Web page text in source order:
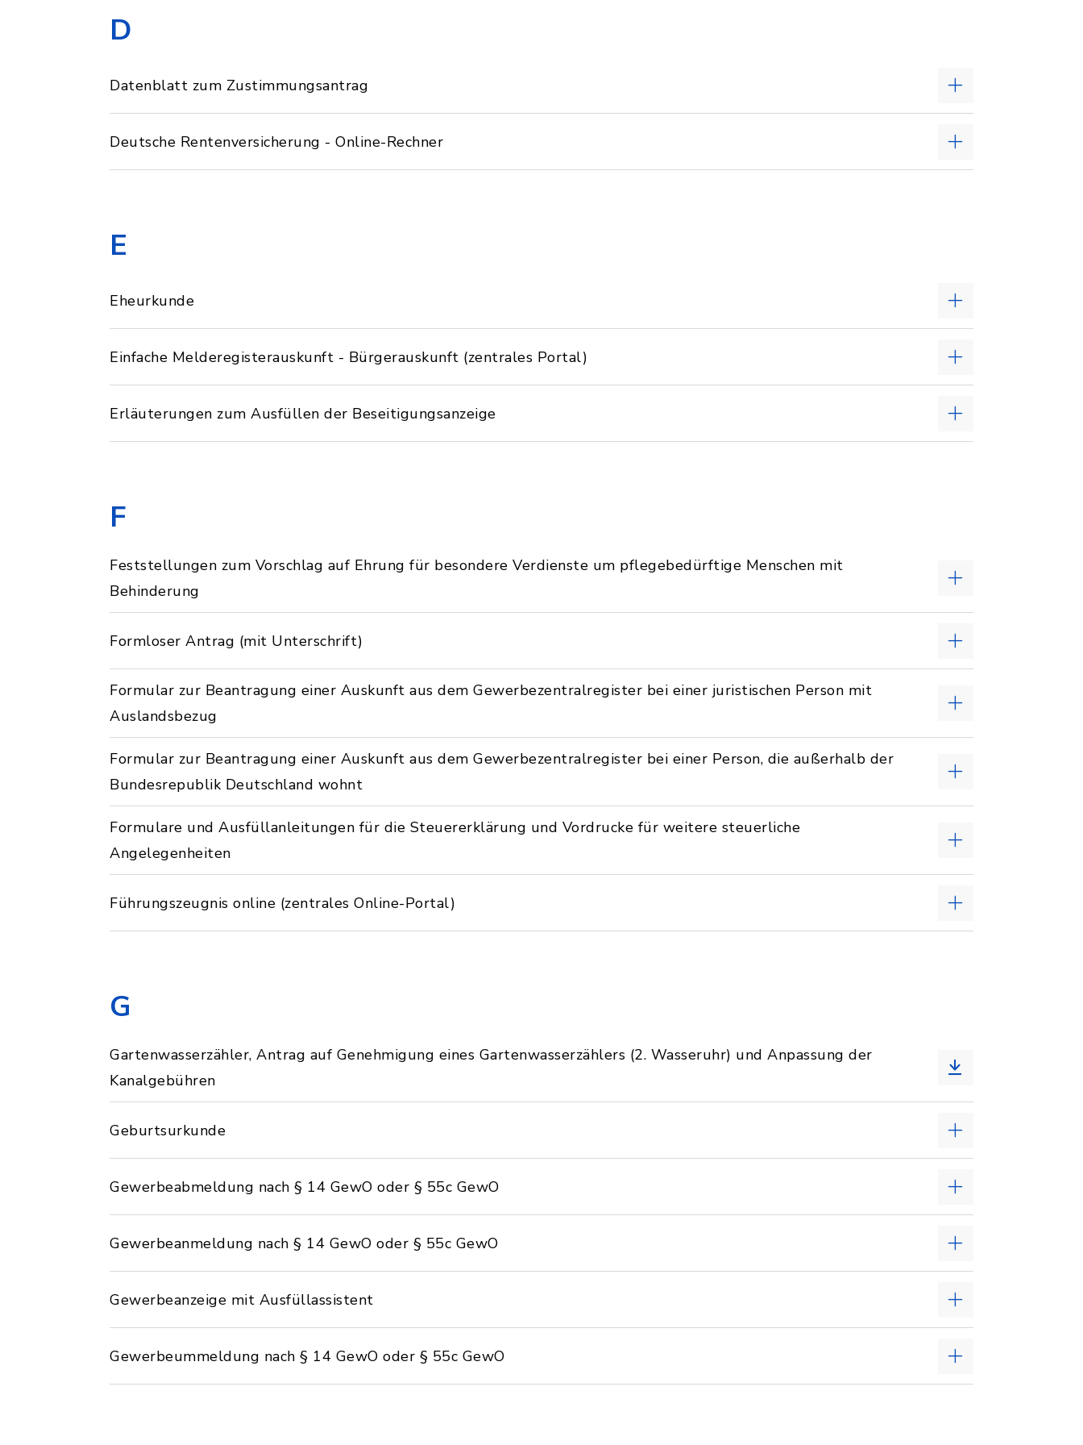
D
Datenblatt zum Zustimmungsantrag
Deutsche Rentenversicherung - Online-Rechner
E
Eheurkunde
Einfache Melderegisterauskunft - Bürgerauskunft (zentrales Portal)
Erläuterungen zum Ausfüllen der Beseitigungsanzeige
F
Feststellungen zum Vorschlag auf Ehrung für besondere Verdienste um pflegebedürftige Menschen mit
Behinderung
Formloser Antrag (mit Unterschrift)
Formular zur Beantragung einer Auskunft aus dem Gewerbezentralregister bei einer juristischen Person mit
Auslandsbezug
Formular zur Beantragung einer Auskunft aus dem Gewerbezentralregister bei einer Person, die außerhalb der
Bundesrepublik Deutschland wohnt
Formulare und Ausfüllanleitungen für die Steuererklärung und Vordrucke für weitere steuerliche
Angelegenheiten
Führungszeugnis online (zentrales Online-Portal)
G
Gartenwasserzähler, Antrag auf Genehmigung eines Gartenwasserzählers (2. Wasseruhr) und Anpassung der
Kanalgebühren
Geburtsurkunde
Gewerbeabmeldung nach § 14 GewO oder § 55c GewO
Gewerbeanmeldung nach § 14 GewO oder § 55c GewO
Gewerbeanzeige mit Ausfüllassistent
Gewerbeummeldung nach § 14 GewO oder § 55c GewO